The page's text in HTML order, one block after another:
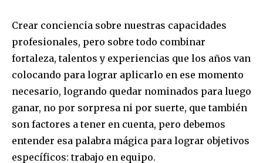
Crear conciencia sobre nuestras capacidades
profesionales, pero sobre todo combinar
fortaleza, talentos y experiencias que los años van
colocando para lograr aplicarlo en ese momento
necesario, logrando quedar nominados para luego
ganar, no por sorpresa ni por suerte, que también
son factores a tener en cuenta, pero debemos
entender esa palabra mágica para lograr objetivos
específicos: trabajo en equipo.